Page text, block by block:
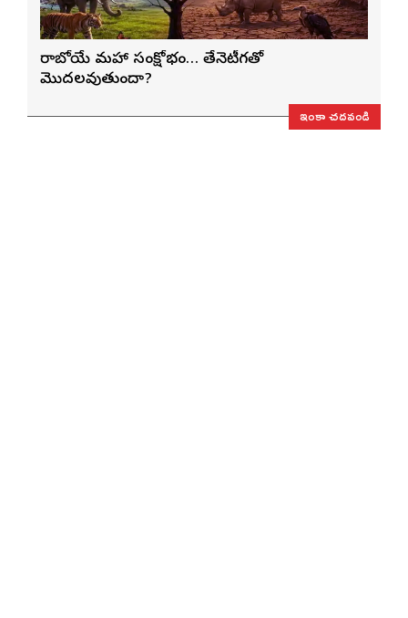
రాబోయే మహా సంక్షోభం… తేనెటీగతో
మొదలవుతుందా?
ఇంకా చదవండి